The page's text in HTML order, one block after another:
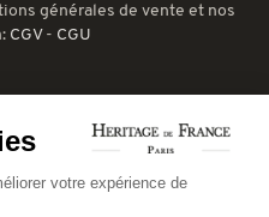
générales de vente et nos
CGV- CGU
votre expérience de